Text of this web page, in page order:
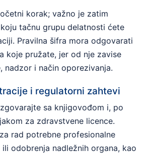
korak; važno je zatim
tačnu grupu delatnosti ćete
Pravilna šifra mora odgovarati
koje pružate, jer od nje zavise
nadzor i način oporezivanja.
i regulatorni zahtevi
sa knjigovođom i, po
za zdravstvene licence.
rad potrebne profesionalne
odobrenja nadležnih organa, kao